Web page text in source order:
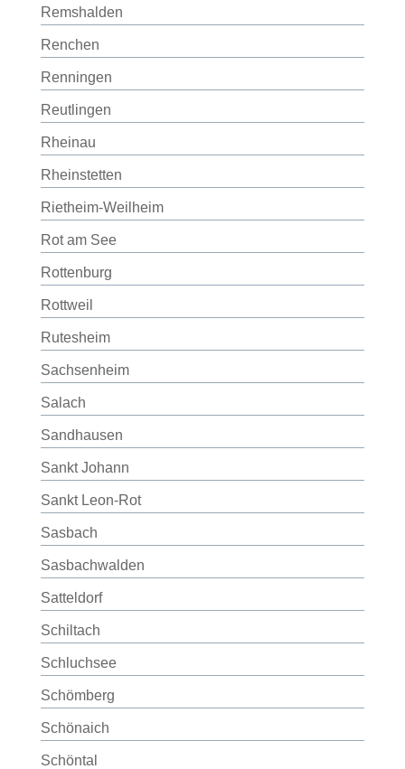
Remshalden
Renchen
Renningen
Reutlingen
Rheinau
Rheinstetten
Rietheim-Weilheim
Rot am See
Rottenburg
Rottweil
Rutesheim
Sachsenheim
Salach
Sandhausen
Sankt Johann
Sankt Leon-Rot
Sasbach
Sasbachwalden
Satteldorf
Schiltach
Schluchsee
Schömberg
Schönaich
Schöntal